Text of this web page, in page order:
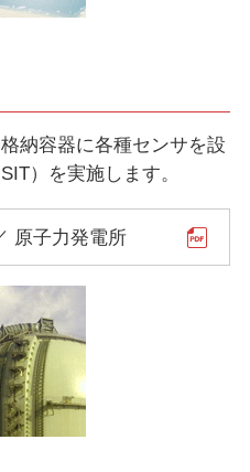
納容器に各種センサを設
）を実施します。
原子力発電所